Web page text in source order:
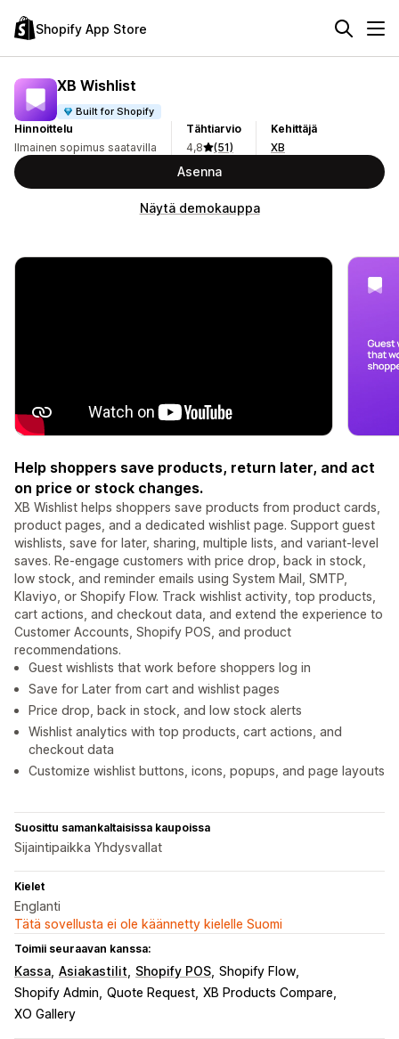
Shopify App Store
XB Wishlist
Built for Shopify
Hinnoittelu
Ilmainen sopimus saatavilla
Tähtiarvio
4,8
(51)
Kehittäjä
XB
Asenna
Näytä demokauppa
Help shoppers save products, return later, and act
on price or stock changes.
XB Wishlist helps shoppers save products from product cards,
product pages, and a dedicated wishlist page. Support guest
wishlists, save for later, sharing, multiple lists, and variant-level
saves. Re-engage customers with price drop, back in stock,
low stock, and reminder emails using System Mail, SMTP,
Klaviyo, or Shopify Flow. Track wishlist activity, top products,
cart actions, and checkout data, and extend the experience to
Customer Accounts, Shopify POS, and product
recommendations.
Guest wishlists that work before shoppers log in
Save for Later from cart and wishlist pages
Price drop, back in stock, and low stock alerts
Wishlist analytics with top products, cart actions, and
checkout data
Customize wishlist buttons, icons, popups, and page layouts
Suosittu samankaltaisissa kaupoissa
Sijaintipaikka Yhdysvallat
Kielet
Englanti
Tätä sovellusta ei ole käännetty kielelle Suomi
Toimii seuraavan kanssa:
Kassa Asiakastilit Shopify POS Shopify Flow
Shopify Admin Quote Request XB Products Compare
XO Gallery